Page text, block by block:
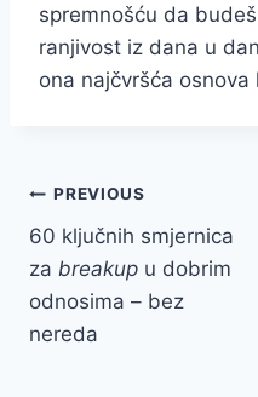
spremnošću da
ranjivost iz dana u
ona najčvršća osnova
Post
navigation
PREVIOUS
60 ključnih smjernica
za breakup u dobrim
odnosima – bez
nereda